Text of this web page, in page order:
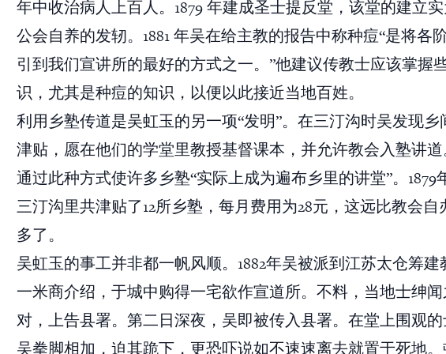
年中收治病人上百人。1879 年建成圣士提反堂，该堂的建立
公会自养的发轫。1881 年吴在给主教的报告中称种痘“是将各
引到我们宣讲所的最好的方式之一。”他建议传教士应该掌握
识，尤其是种痘的知识，以便以此接近当地百姓。
利用乡塾传道是吴虹玉的另一项“发明”。在三汀沟时吴发现乡
津贴，愿在他们的学堂里教授基督课本，并允许教会入塾讲
通过此种方式使许多乡塾“实际上成为遍布乡里的讲堂”。1879
三汀沟里共津贴了12所乡塾，每月费用为28元，这远比教会自
多了。
吴虹玉的事工并非都一帆风顺。1882年吴被派到江苏太仓筹
一米商介绍，于城中购得一宅欲作宣道所。不料，当地士绅
对，上告县署。第二日深夜，吴即被传入县署。在堂上围观
吴拳脚相加，迫其跪下，更恐吓说如不速速离去就置于死地